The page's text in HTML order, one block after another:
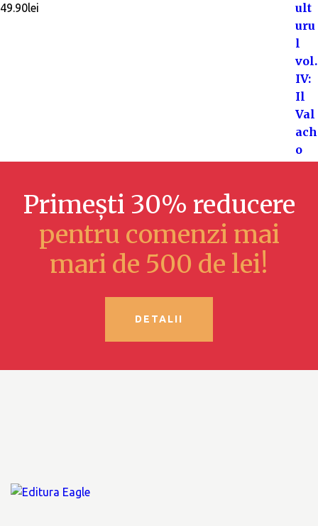
49.90lei
Primești 30% reducere
pentru comenzi mai
mari de 500 de lei!
DETALII